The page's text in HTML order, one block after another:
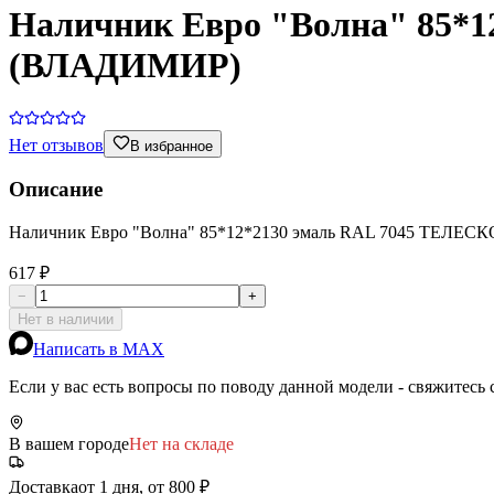
Наличник Евро "Волна"
(ВЛАДИМИР)
Нет отзывов В избранное
Описание
Наличник Евро "Волна" 85*12*2130 эмаль RAL 7045
617 ₽
−
+
Нет в наличии
Написать в MAX
Если у вас есть вопросы по поводу данной модели - свяжитесь
В вашем городеНет на складе
Доставкаот 1 дня, от 800 ₽